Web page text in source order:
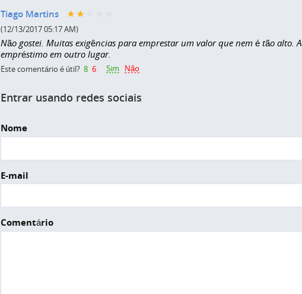
Tiago Martins
(12/13/2017 05:17 AM)
Não gostei. Muitas exigências para emprestar um valor que nem é tão alto.
empréstimo em outro lugar.
Este comentário é útil? 8 6 Sim
Não
Entrar usando redes sociais
Nome
E-mail
Comentário